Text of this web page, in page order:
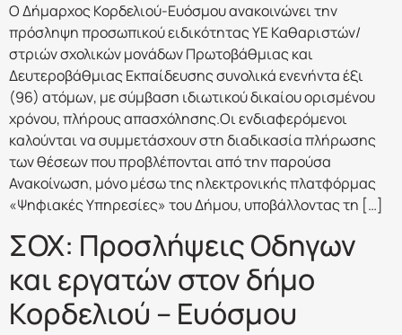
Ο Δήμαρχος Κορδελιού-Ευόσμου ανακοινώνει την
πρόσληψη προσωπικού ειδικότητας ΥΕ Καθαριστών/
στριών σχολικών μονάδων Πρωτοβάθμιας και
Δευτεροβάθμιας Εκπαίδευσης συνολικά ενενήντα έξι
(96) ατόμων, με σύμβαση ιδιωτικού δικαίου ορισμένου
χρόνου, πλήρους απασχόλησης.Οι ενδιαφερόμενοι
καλούνται να συμμετάσχουν στη διαδικασία πλήρωσης
των θέσεων που προβλέπονται από την παρούσα
Ανακοίνωση, μόνο μέσω της ηλεκτρονικής πλατφόρμας
«Ψηφιακές Υπηρεσίες» του Δήμου, υποβάλλοντας τη […]
ΣΟΧ: Προσλήψεις Οδηγων
και εργατών στον δήμο
Κορδελιού – Ευόσμου